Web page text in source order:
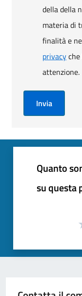
della della
materia di
finalità e
privacy
attenzione.
Invia
Quanto
su questa